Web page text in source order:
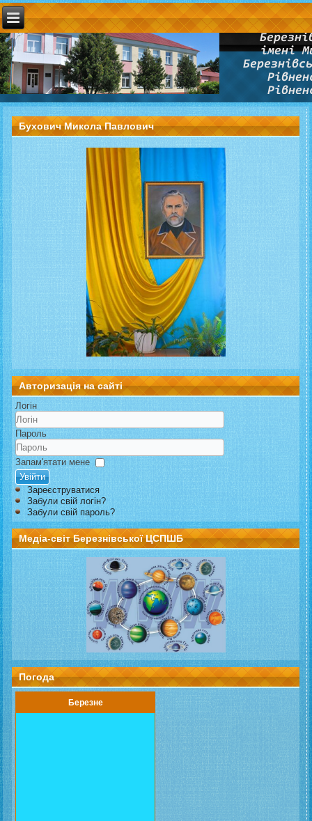
Бухович Микола Павлович
Авторизація на сайті
Логін
Пароль
Запам'ятати мене
Увійти
Зареєструватися
Забули свій логін?
Забули свій пароль?
Медіа-світ Березнівської ЦСПШБ
Погода
Березне